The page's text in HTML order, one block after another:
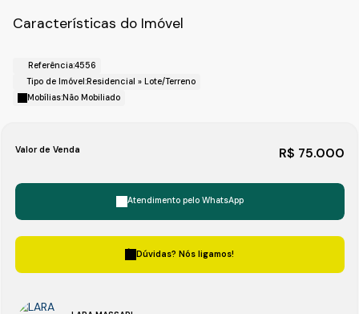
Características do Imóvel
Referência:4556
Tipo de Imóvel:Residencial » Lote/Terreno
Mobílias:Não Mobiliado
R$ 75.000
Valor de Venda
Atendimento pelo WhatsApp
Dúvidas? Nós ligamos!